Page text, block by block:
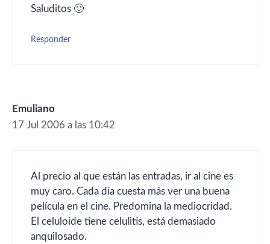
Saluditos 🙂
Responder
Emuliano
17 Jul 2006 a las 10:42
Al precio al que están las entradas, ir al cine es
muy caro. Cada día cuesta más ver una buena
película en el cine. Predomina la mediocridad.
El celuloide tiene celulitis, está demasiado
anquilosado.